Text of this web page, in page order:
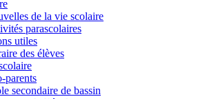
de la vie scolaire
parascolaires
utiles
des élèves
parents
secondaire de bassin